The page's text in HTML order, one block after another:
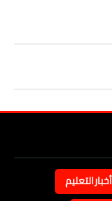
أخبارالتعليم